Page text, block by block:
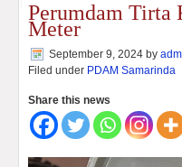
Perumdam Tirta
Meter
September 9, 2024 by
Filed under PDAM Samarinda
Share this news